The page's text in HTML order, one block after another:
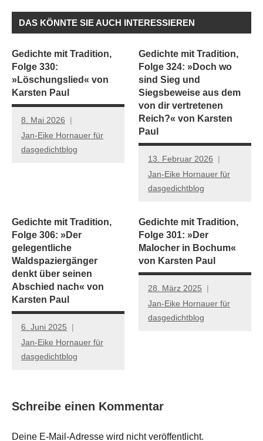
DAS KÖNNTE SIE AUCH INTERESSIEREN
Gedichte mit Tradition,
Folge 330:
»Löschungslied« von
Karsten Paul
8. Mai 2026
Jan-Eike Hornauer für
dasgedichtblog
Gedichte mit Tradition,
Folge 324: »Doch wo
sind Sieg und
Siegsbeweise aus dem
von dir vertretenen
Reich?« von Karsten
Paul
13. Februar 2026
Jan-Eike Hornauer für
dasgedichtblog
Gedichte mit Tradition,
Folge 306: »Der
gelegentliche
Waldspaziergänger
denkt über seinen
Abschied nach« von
Karsten Paul
6. Juni 2025
Jan-Eike Hornauer für
dasgedichtblog
Gedichte mit Tradition,
Folge 301: »Der
Malocher in Bochum«
von Karsten Paul
28. März 2025
Jan-Eike Hornauer für
dasgedichtblog
Schreibe einen Kommentar
Deine E-Mail-Adresse wird nicht veröffentlicht.